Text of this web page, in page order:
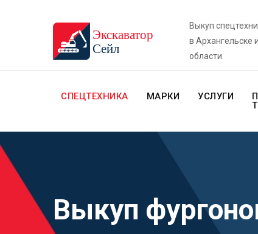
Выкуп
в Архангельске
области
СПЕЦТЕХНИКА МАРКИ УСЛУГИ
Выкуп